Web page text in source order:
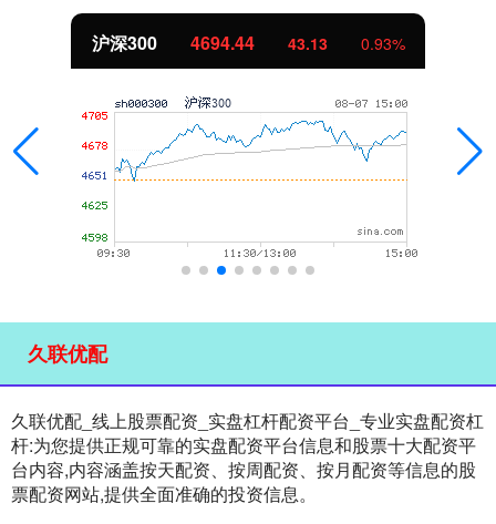
北证50 1134.24 11.37 1.01%
久联优配
久联优配_线上股票配资_实盘杠杆配资平台_专业实盘配资杠
杆:为您提供正规可靠的实盘配资平台信息和股票十大配资平
台内容,内容涵盖按天配资、按周配资、按月配资等信息的股
票配资网站,提供全面准确的投资信息。